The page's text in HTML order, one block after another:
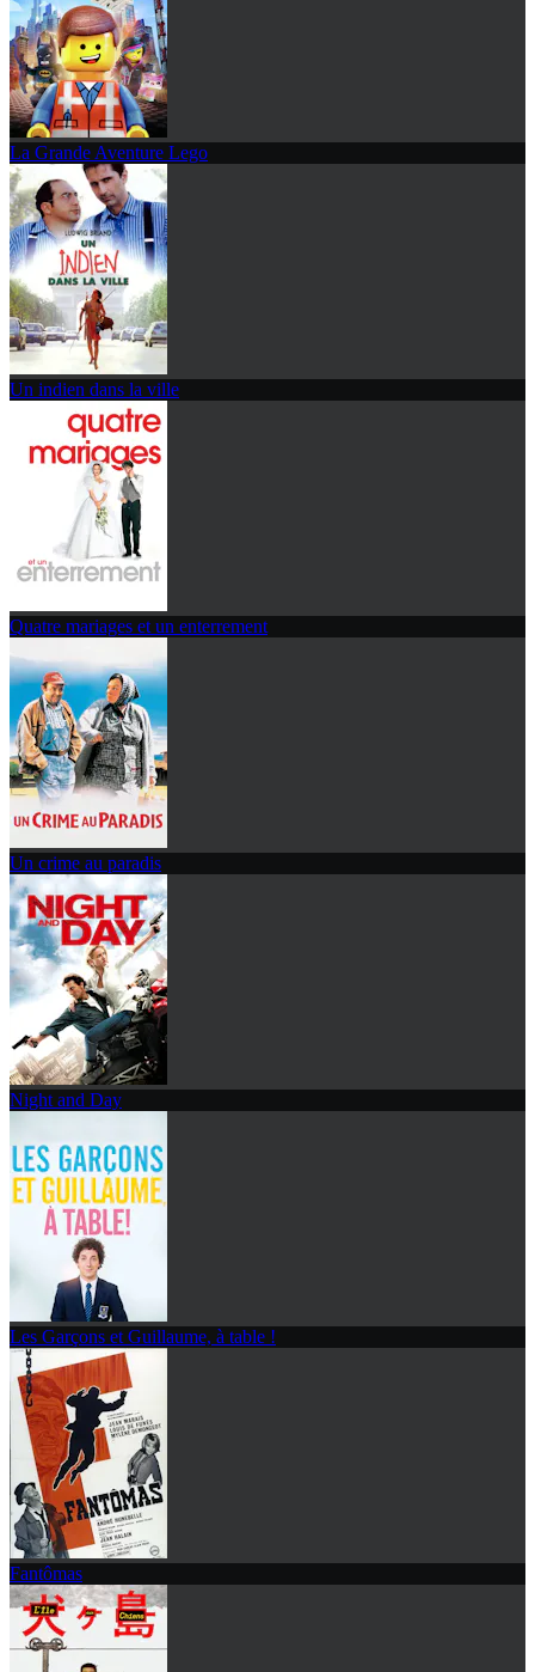
La Grande Aventure Lego
Un indien dans la ville
Quatre mariages et un enterrement
Un crime au paradis
Night and Day
Les Garçons et Guillaume, à table !
Fantômas